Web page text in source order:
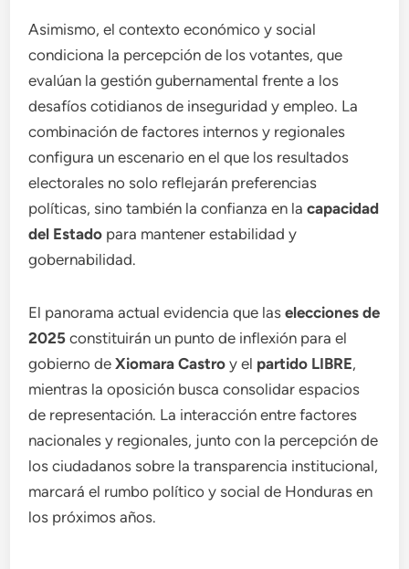
Asimismo, el contexto económico y social
condiciona la percepción de los votantes, que
evalúan la gestión gubernamental frente a los
desafíos cotidianos de inseguridad y empleo. La
combinación de factores internos y regionales
configura un escenario en el que los resultados
electorales no solo reflejarán preferencias
políticas, sino también la confianza en lacapacidad
del Estado para mantener estabilidad y
gobernabilidad.
El panorama actual evidencia que laselecciones de
2025 constituirán un punto de inflexión para el
gobierno deXiomara Castro y el partido LIBRE,
mientras la oposición busca consolidar espacios
de representación. La interacción entre factores
nacionales y regionales, junto con la percepción de
los ciudadanos sobre la transparencia institucional,
marcará el rumbo político y social de Honduras en
los próximos años.